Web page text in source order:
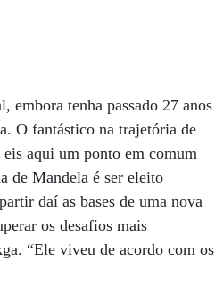
embora tenha passado 27 anos
O fantástico na trajetória de
aqui um ponto em comum
de Mandela é ser eleito
daí as bases de uma nova
os desafios mais
“Ele viveu de acordo com os